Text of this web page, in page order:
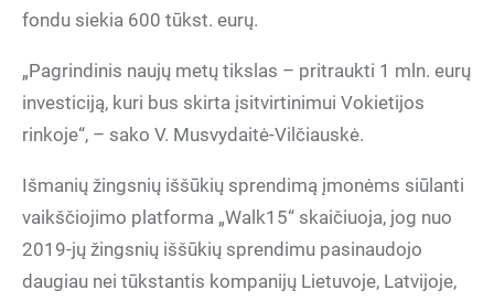
fondu siekia 600 tūkst. eurų.
„Pagrindinis naujų metų tikslas – pritraukti 1 mln. eurų
investiciją, kuri bus skirta įsitvirtinimui Vokietijos
rinkoje“, – sako V. Musvydaitė-Vilčiauskė.
Išmanių žingsnių iššūkių sprendimą įmonėms siūlanti
vaikščiojimo platforma „Walk15“ skaičiuoja, jog nuo
2019-jų žingsnių iššūkių sprendimu pasinaudojo
daugiau nei tūkstantis kompanijų Lietuvoje, Latvijoje,